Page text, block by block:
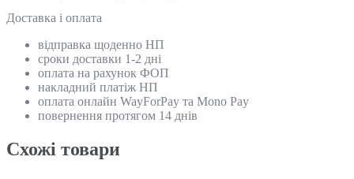
Доставка і оплата
відправка щоденно НП
сроки доставки 1-2 дні
оплата на рахунок ФОП
накладний платіж НП
оплата онлайн WayForPay та Mono Pay
повернення протягом 14 днів
Схожi товари